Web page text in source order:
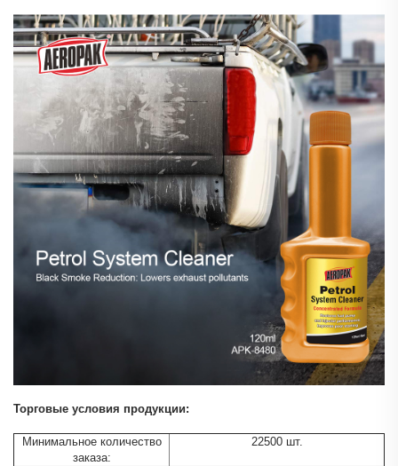
Торговые условия продукции:
Минимальное количество
заказа:
22500 шт.